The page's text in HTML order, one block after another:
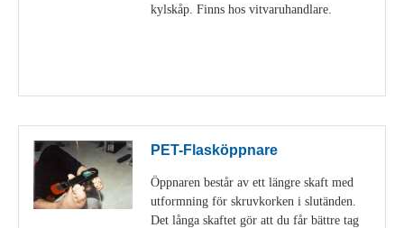
kylskåp. Finns hos vitvaruhandlare.
PET-Flasköppnare
Öppnaren består av ett längre skaft med
utformning för skruvkorken i slutänden.
Det långa skaftet gör att du får bättre tag